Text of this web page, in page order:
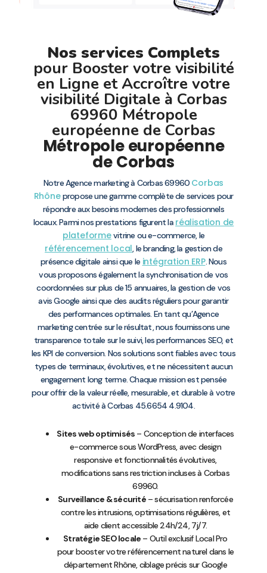
Nos services Complets
pour Booster votre visibilité
en Ligne et Accroître votre
visibilité Digitale à Corbas
69960 Métropole
européenne de Corbas
Métropole européenne
de Corbas
Notre Agence marketing à Corbas 69960 Corbas
Rhônepropose une gamme complète de services pour
répondre aux besoins modernes des professionnels
locaux. Parmi nos prestations figurent la réalisation de
plateformevitrine ou e-commerce, le
référencement local, le branding, la gestion de
présence digitale ainsi que le intégration ERP. Nous
vous proposons également la synchronisation de vos
coordonnées sur plus de 15 annuaires, la gestion de vos
avis Google ainsi que des audits réguliers pour garantir
des performances optimales. En tant qu’Agence
marketing centrée sur le résultat, nous fournissons une
transparence totale sur le suivi, les performances SEO, et
les KPI de conversion. Nos solutions sont fiables avec tous
types de terminaux, évolutives, et ne nécessitent aucun
engagement long terme. Chaque mission est pensée
pour offrir de la valeur réelle, mesurable, et durable à votre
activité à Corbas 45.6654 4.9104.
Sites web optimisés – Conception de interfaces
e-commerce sous WordPress, avec design
responsive et fonctionnalités évolutives,
modifications sans restriction incluses à Corbas
69960.
Surveillance & sécurité– sécurisation renforcée
contre les intrusions, optimisations régulières, et
aide client accessible 24h/24, 7j/7.
Stratégie SEO locale – Outil exclusif Local Pro
pour booster votre référencement naturel dans le
département Rhône, ciblage précis sur Google